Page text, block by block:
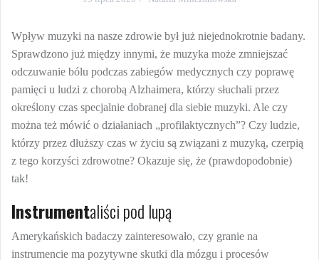
Wpływ muzyki na nasze zdrowie był już niejednokrotnie badany.
Sprawdzono już między innymi, że muzyka może zmniejszać
odczuwanie bólu podczas zabiegów medycznych czy poprawę
pamięci u ludzi z chorobą Alzhaimera, którzy słuchali przez
określony czas specjalnie dobranej dla siebie muzyki. Ale czy
można też mówić o działaniach „profilaktycznych”? Czy ludzie,
którzy przez dłuższy czas w życiu są związani z muzyką, czerpią
z tego korzyści zdrowotne? Okazuje się, że (prawdopodobnie)
tak!
Instrumentaliści pod lupą
Amerykańskich badaczy zainteresowało, czy granie na
instrumencie ma pozytywne skutki dla mózgu i procesów